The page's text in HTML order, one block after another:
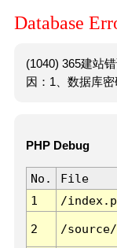
Database
(1040) 365建站
因：1、数据库
PHP Debug
No. File
1
/
2 /